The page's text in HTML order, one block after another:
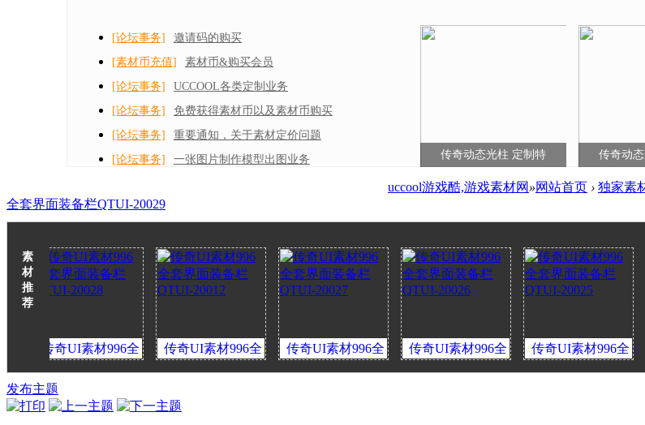
[论坛事务]
邀请码的购买
[素材币充值]
素材币&购买会员
[论坛事务]
UCCOOL各类定制业务
[论坛事务]
免费获得素材币以及素材币购买
[论坛事务]
重要通知，关于素材定价问题
[论坛事务]
一张图片制作模型出图业务 传奇动态光柱 定制特 传奇动
uccool游戏酷,游戏素材网 »网站首页 › 独家素
全套界面装备栏QTUI-20029
素
材
推
荐
材996全
20028
传奇UI素材996全
传奇UI素材996全
传奇UI素材996全
传奇UI素材996全
传奇UI素材
发布主题